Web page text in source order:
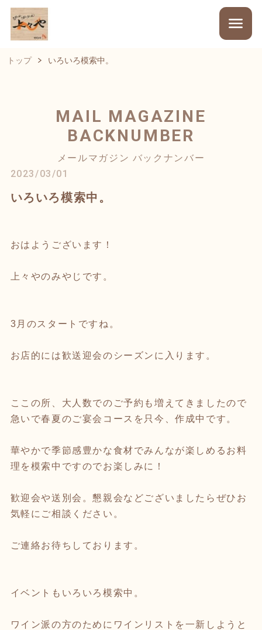
トップ いろいろ模索中。
MAIL MAGAZINE
BACKNUMBER
メールマガジン バックナンバー
2023/03/01
いろいろ模索中。
おはようございます！
上々やのみやじです。
3月のスタートですね。
お店的には歓送迎会のシーズンに入ります。
ここの所、大人数でのご予約も増えてきましたので
急いで春夏のご宴会コースを只今、作成中です。
華やかで季節感豊かな食材でみんなが楽しめるお料
理を模索中ですのでお楽しみに！
歓迎会や送別会。懇親会などございましたらぜひお
気軽にご相談ください。
ご連絡お待ちしております。
イベントもいろいろ模索中。
ワイン派の方のためにワインリストを一新しようと